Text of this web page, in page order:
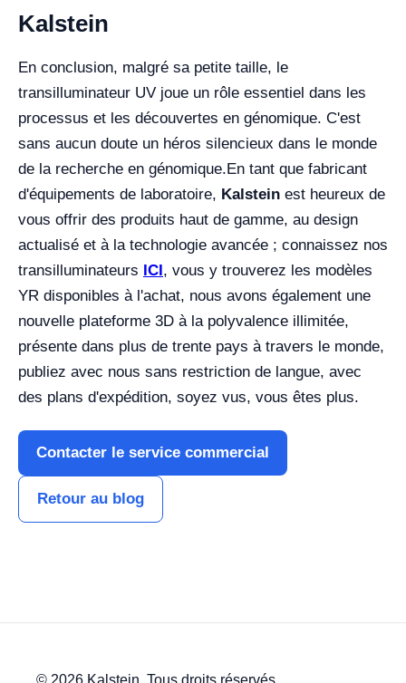
Kalstein
En conclusion, malgré sa petite taille, le
transilluminateur UV joue un rôle essentiel dans les
processus et les découvertes en génomique. C'est
sans aucun doute un héros silencieux dans le monde
de la recherche en génomique.En tant que fabricant
d'équipements de laboratoire, Kalstein est heureux de
vous offrir des produits haut de gamme, au design
actualisé et à la technologie avancée ; connaissez nos
transilluminateurs ICI, vous y trouverez les modèles
YR disponibles à l'achat, nous avons également une
nouvelle plateforme 3D à la polyvalence illimitée,
présente dans plus de trente pays à travers le monde,
publiez avec nous sans restriction de langue, avec
des plans d'expédition, soyez vus, vous êtes plus.
Contacter le service commercial
Retour au blog
© 2026 Kalstein. Tous droits réservés.